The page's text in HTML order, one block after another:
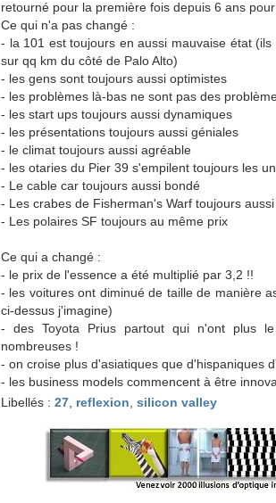
retourné pour la première fois depuis 6 ans
Ce qui n'a pas changé :
- la 101 est toujours en aussi mauvaise état
sur qq km du côté de Palo Alto)
- les gens sont toujours aussi optimistes
- les problèmes là-bas ne sont pas des
- les start ups toujours aussi dynamiques
- les présentations toujours aussi géniales
- le climat toujours aussi agréable
- les otaries du Pier 39 s'empilent toujours les
- Le cable car toujours aussi bondé
- Les crabes de Fisherman's Warf toujours
- Les polaires SF toujours au même prix
Ce qui a changé :
- le prix de l'essence a été multiplié par 3,2 !!
- les voitures ont diminué de taille de manière
ci-dessus j'imagine)
- des Toyota Prius partout qui n'ont plus
nombreuses !
- on croise plus d'asiatiques que d'hispaniques
- les business models commencent à être
Libellés : 27 reflexion silicon valley